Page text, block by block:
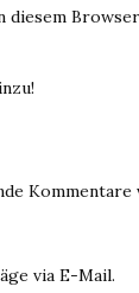
diesem
Kommentare
via E-Mail.